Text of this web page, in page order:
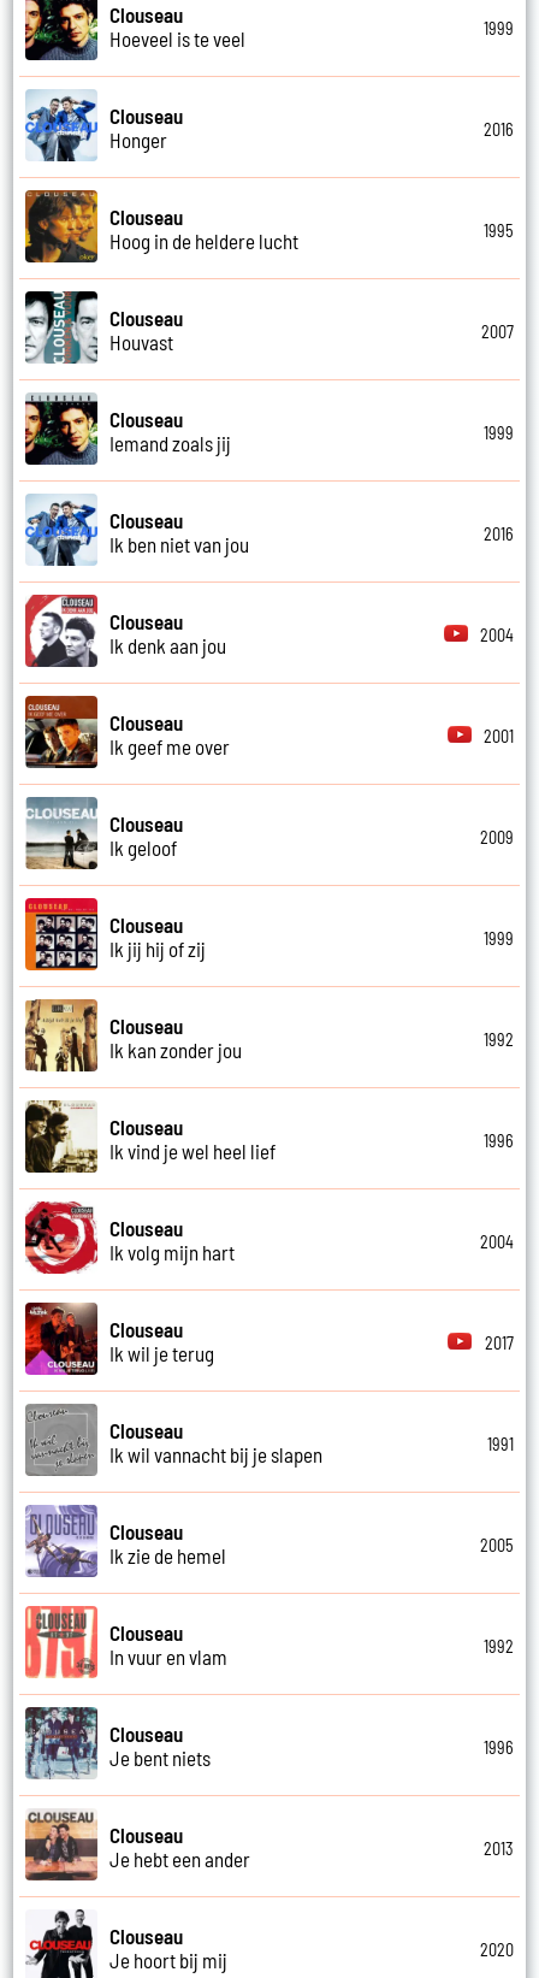
Clouseau
Hoeveel is te veel
1999
Clouseau
Honger
2016
Clouseau
Hoog in de heldere lucht
1995
Clouseau
Houvast
2007
Clouseau
Iemand zoals jij
1999
Clouseau
Ik ben niet van jou
2016
Clouseau
Ik denk aan jou
2004
Clouseau
Ik geef me over
2001
Clouseau
Ik geloof
2009
Clouseau
Ik jij hij of zij
1999
Clouseau
Ik kan zonder jou
1992
Clouseau
Ik vind je wel heel lief
1996
Clouseau
Ik volg mijn hart
2004
Clouseau
Ik wil je terug
2017
Clouseau
Ik wil vannacht bij je slapen
1991
Clouseau
Ik zie de hemel
2005
Clouseau
In vuur en vlam
1992
Clouseau
Je bent niets
1996
Clouseau
Je hebt een ander
2013
Clouseau
Je hoort bij mij
2020